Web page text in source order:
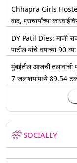
Chhapra Girls Hostel
वाद, प्राचार्यांच्या
DY Patil Dies: माजी
पाटील यांचे वयाच्या 90 व्या
मुंबईतील आजची तलावांची
7 जलाशयांमध्ये 89.54
SOCIALLY